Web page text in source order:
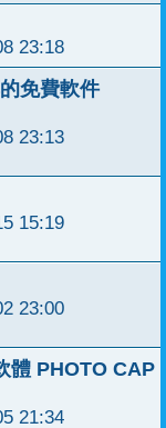
23:18
免費軟件
23:13
15:19
23:00
體 PHOTO CAP
21:34